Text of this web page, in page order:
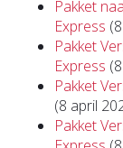
Pakket
Express
Pakket
Express
Pakket
(8 april
Pakket